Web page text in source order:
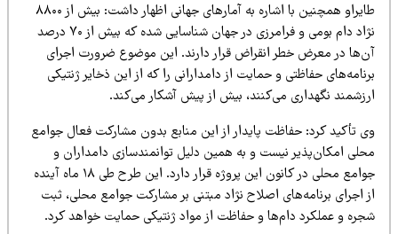
طایراو همچنین با اشاره به آمارهای جهانی اظهار داشت: بیش از ۸۸۰۰
نژاد دام بومی و فرامرزی در جهان شناسایی شده که بیش از ۷۰ درصد
در معرض خطر انقراض قرار دارند. این موضوع ضرورت اجرای
حفاظتی و حمایت از دامدارانی را که از این ذخایر ژنتیکی
نگهداری می‌کنند، بیش از پیش آشکار می‌کند.
تأکید کرد: حفاظت پایدار از این منابع بدون مشارکت فعال جوامع
امکان‌پذیر نیست و به همین دلیل توانمندسازی دامداران و
جوامع محلی در کانون این پروژه قرار دارد. این طرح طی ۱۸ ماه آینده
اجرای برنامه‌های اصلاح نژاد مبتنی بر مشارکت جوامع محلی، ثبت
و عملکرد دام‌ها و حفاظت از مواد ژنتیکی حمایت خواهد کرد.